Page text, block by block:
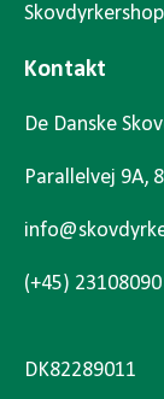
Kontakt
De Danske
Parallelvej 9A,
(+45) 23108090
DK82289011